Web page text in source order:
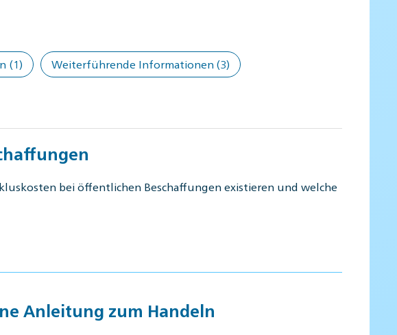
(1) Weiterführende Informationen (3)
bei öffentlichen Beschaffungen existieren und welche
Anleitung zum Handeln